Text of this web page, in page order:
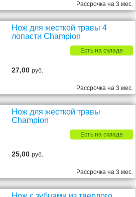
Рассрочка на 3 мес.
Нож для жесткой травы 4
лопасти Champion
Есть на складе
27,00руб.
Рассрочка на 3 мес.
Нож для жесткой травы
Champion
Есть на складе
25,00руб.
Рассрочка на 3 мес.